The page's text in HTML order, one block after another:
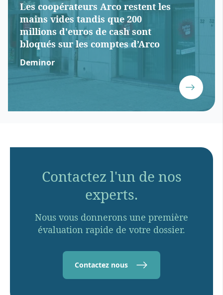
Les coopérateurs Arco restent les
mains vides tandis que 200
millions d'euros de cash sont
bloqués sur les comptes d’Arco
Deminor
Contactez l'un de nos
experts.
Nous vous donnerons une première
évaluation rapide de votre dossier.
Contactez nous